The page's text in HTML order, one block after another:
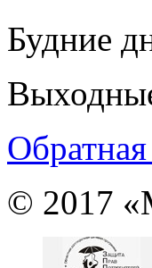
Будние
Обратная
© 2017